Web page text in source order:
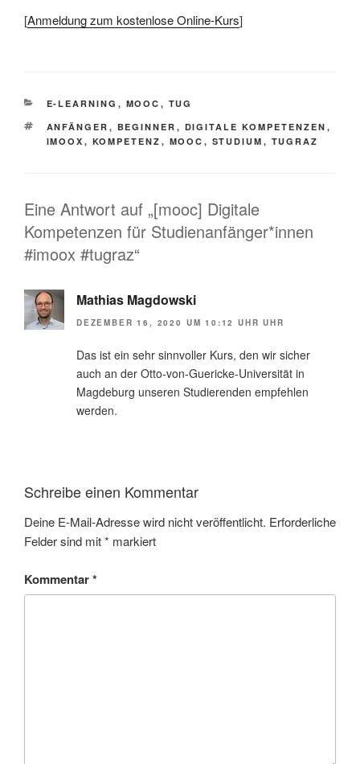
[Anmeldung zum kostenlose Online-Kurs]
KATEGORIEN
E-LEARNING , MOOC , TUG
SCHLAGWÖRTER
ANFÄNGER , BEGINNER , DIGITALE KOMPETENZEN ,
IMOOX , KOMPETENZ , MOOC , STUDIUM , TUGRAZ
Eine Antwort auf „[mooc] Digitale
Kompetenzen für Studienanfänger*innen
#imoox #tugraz“
Mathias Magdowski
DEZEMBER 16, 2020 UM 10:12 UHR UHR
Das ist ein sehr sinnvoller Kurs, den wir sicher
auch an der Otto-von-Guericke-Universität in
Magdeburg unseren Studierenden empfehlen
werden.
Schreibe einen Kommentar
Deine E-Mail-Adresse wird nicht veröffentlicht. Erforderliche
Felder sind mit* markiert
Kommentar*